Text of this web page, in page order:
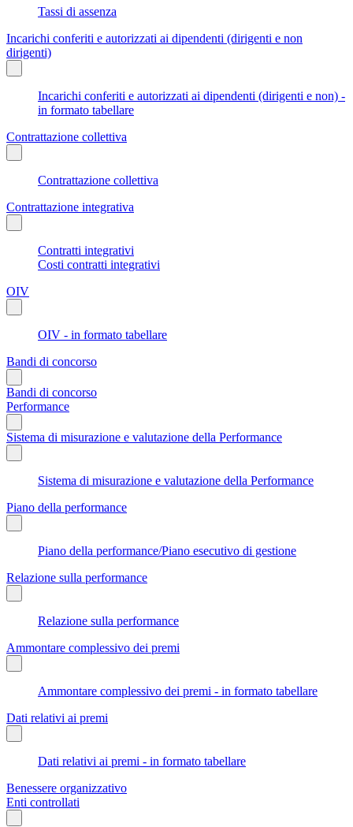
Tassi di assenza
Incarichi conferiti e autorizzati ai dipendenti (dirigenti e non
dirigenti)
Incarichi conferiti e autorizzati ai dipendenti (dirigenti e non) -
in formato tabellare
Contrattazione collettiva
Contrattazione collettiva
Contrattazione integrativa
Contratti integrativi
Costi contratti integrativi
OIV
OIV - in formato tabellare
Bandi di concorso
Bandi di concorso
Performance
Sistema di misurazione e valutazione della Performance
Sistema di misurazione e valutazione della Performance
Piano della performance
Piano della performance/Piano esecutivo di gestione
Relazione sulla performance
Relazione sulla performance
Ammontare complessivo dei premi
Ammontare complessivo dei premi - in formato tabellare
Dati relativi ai premi
Dati relativi ai premi - in formato tabellare
Benessere organizzativo
Enti controllati